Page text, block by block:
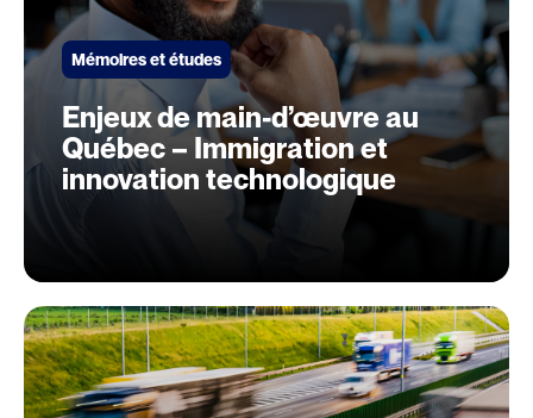
Mémoires et études
Enjeux de main-d’œuvre au
Québec – Immigration et
innovation technologique